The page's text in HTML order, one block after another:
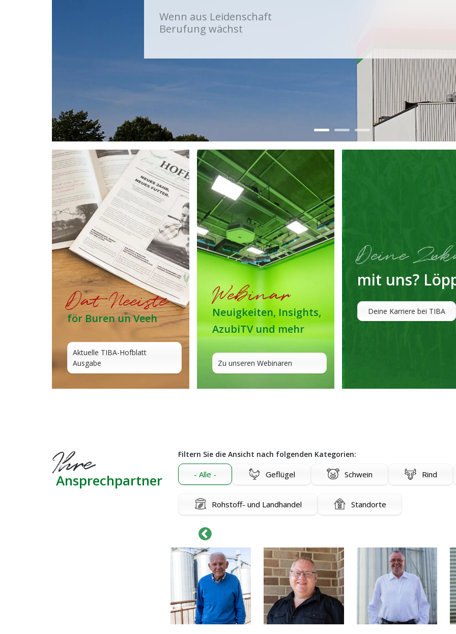
Wenn aus Leidenschaft
Berufung wächst
Dat Neeiste
för Buren un Veeh
Aktuelle TIBA-Hofblatt
Ausgabe
Webinar
Neuigkeiten, Insights,
AzubiTV und mehr
Zu unseren Webinaren
Deine
mit uns?
Deine Karriere bei TIBA
Ihre
Ansprechpartner
Filtern Sie die Ansicht nach folgenden Kategorien:
- Alle - Geflügel Schwein Rind
Rohstoff- und Landhandel Standorte